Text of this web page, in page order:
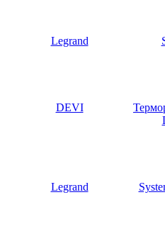
Legrand
DEVI
Legrand